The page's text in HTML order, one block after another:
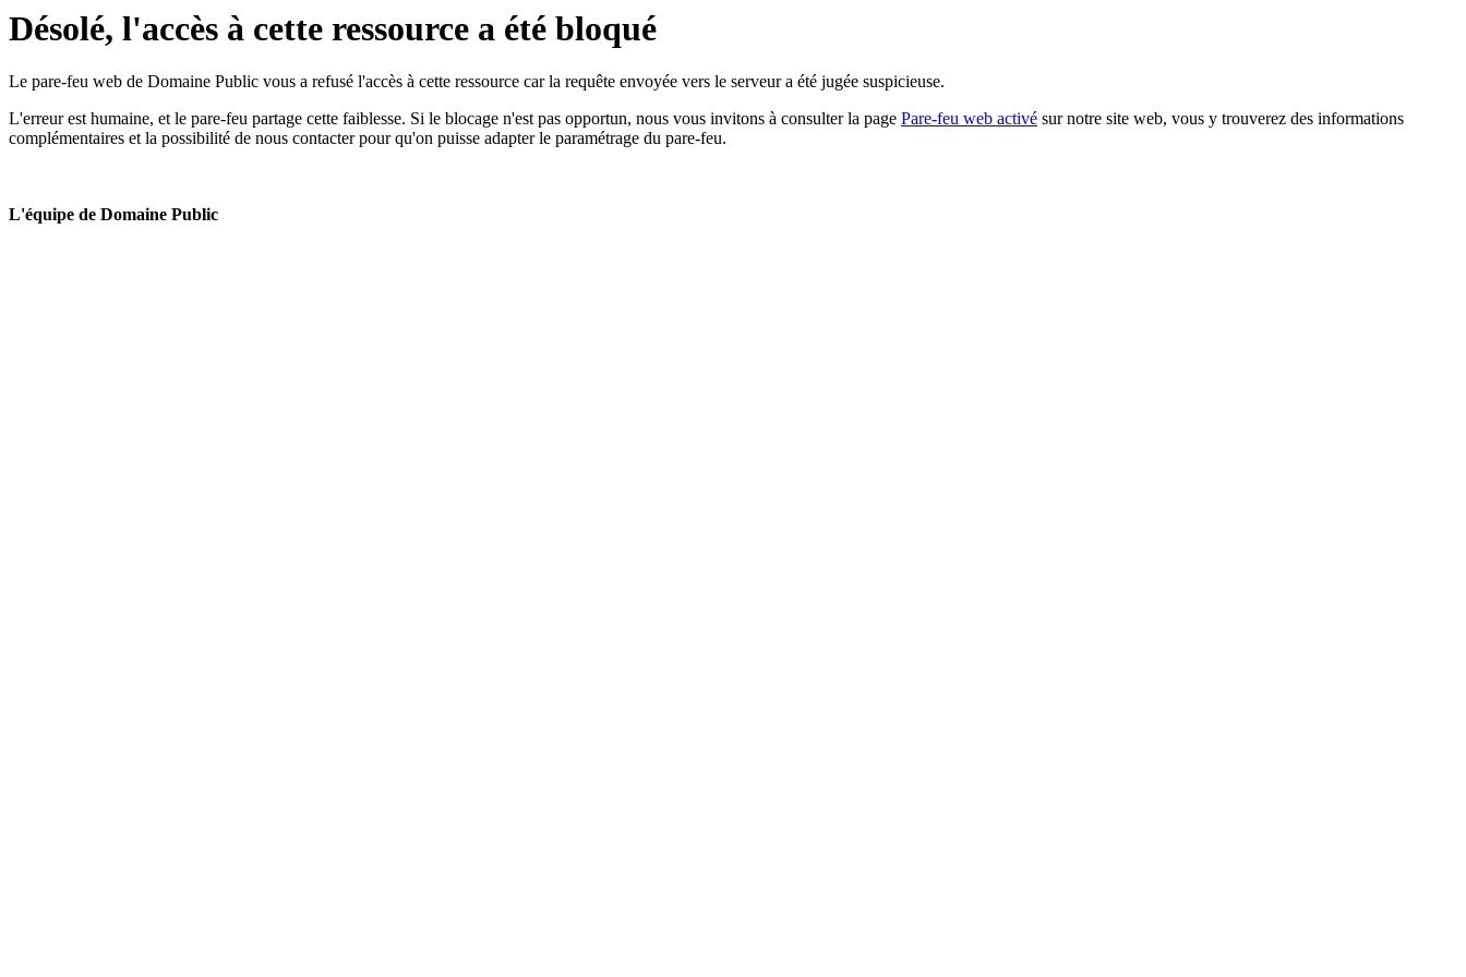
Désolé, l'accès à cette ressource a été bloqué
Le pare-feu web de Domaine Public vous a refusé l'accès à cette ressource car la requête envoyée vers le serveur a été jugée suspicieuse.
L'erreur est humaine, et le pare-feu partage cette faiblesse. Si le blocage n'est pas opportun, nous vous invitons à consulter la page Pare-feu web activé sur notre site web, vous y trouverez des informations
complémentaires et la possibilité de nous contacter pour qu'on puisse adapter le paramétrage du pare-feu.
L'équipe de Domaine Public